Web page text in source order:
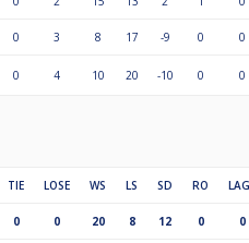
0 3 8 17 -9 0 0
0 4 10 20 -10 0 0
TIE LOSE WS LS SD RO
0 0 20 8 12 0 0